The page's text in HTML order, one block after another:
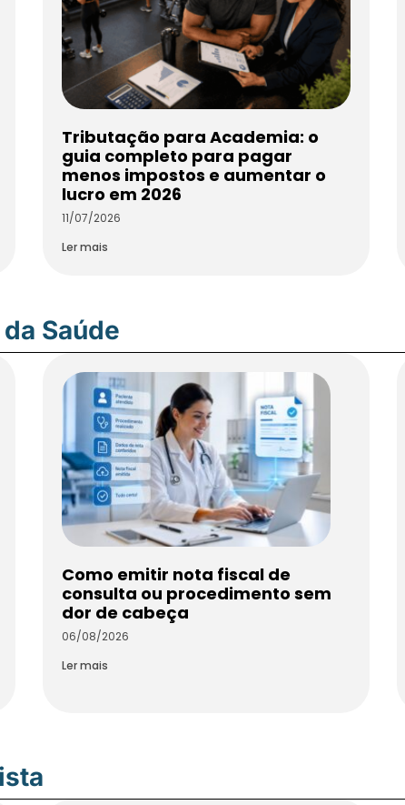
Tributação para Academia: o
guia completo para pagar
menos impostos e aumentar o
lucro em 2026
11/07/2026
Ler mais
Saúde
Como emitir nota fiscal de
consulta ou procedimento sem
dor de cabeça
06/08/2026
Ler mais